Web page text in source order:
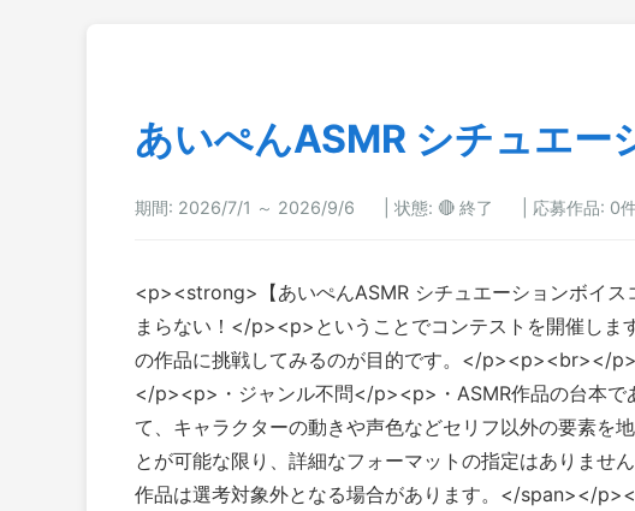
あいぺんASMR シチュエー
期間: 2026/7/1 ～ 2026/9/6 状態: 🔴 終了 応募作品: 0
<p><strong>【あいぺんASMR シチュエーションボイ
まらない！</p><p>ということでコンテストを開催しま
の作品に挑戦してみるのが目的です。</
</p><p>・ジャンル不問</p><p>・ASMR作品の台本で
て、キャラクターの動きや声色などセリフ以外の要素
とが可能な限り、詳細なフォーマットの指定はあり
作品は選考対象外となる場合があります。</